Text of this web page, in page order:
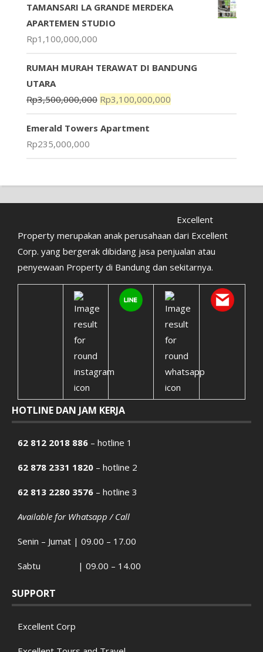
TAMANSARI LA GRANDE MERDEKA
APARTEMEN STUDIO
Rp1,100,000,000
RUMAH MURAH TERAWAT DI BANDUNG
UTARA
Rp3,500,000,000 Rp3,100,000,000
Emerald Towers Apartment
Rp235,000,000
Excellent
Property merupakan anak perusahaan dari Excellent
Corp. yang bergerak dibidang jasa penjualan atau
penyewaan Property di Bandung dan sekitarnya.
HOTLINE DAN JAM KERJA
62 812 2018 886 – hotline 1
62 878 2331 1820 – hotline 2
62 813 2280 3576 – hotline 3
Available for Whatsapp / Call
Senin – Jumat | 09.00 – 17.00
Sabtu | 09.00 – 14.00
SUPPORT
Excellent Corp